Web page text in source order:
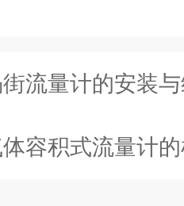
流量计的安装
容积式流量计